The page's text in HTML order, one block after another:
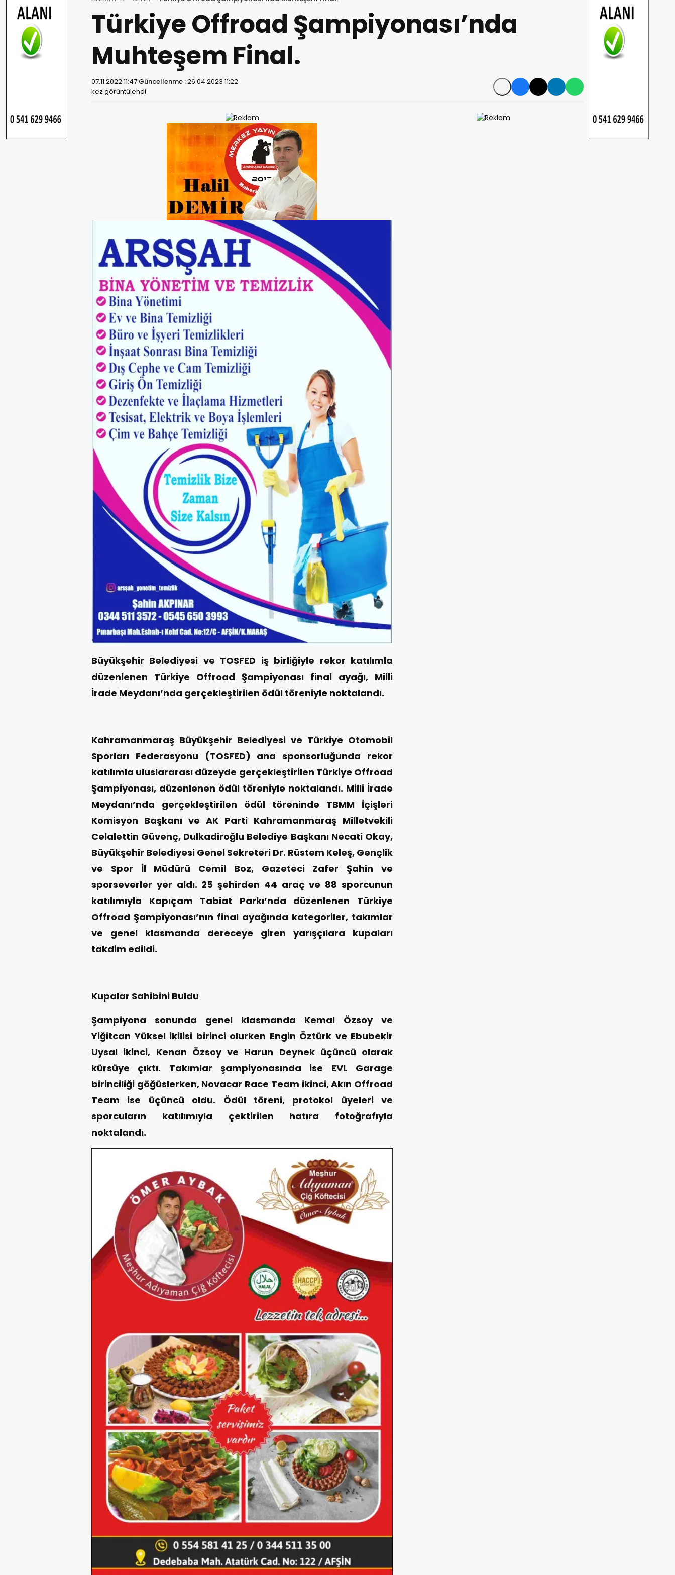
Türkiye Offroad Şampiyonası’nda
Muhteşem Final.
07.11.2022 11:47 Güncellenme :26.04.2023 11:22
kez görüntülendi
Büyükşehir Belediyesi ve TOSFED iş birliğiyle rekor katılımla
düzenlenen Türkiye Offroad Şampiyonası final ayağı, Milli
İrade Meydanı’nda gerçekleştirilen ödül töreniyle noktalandı.
Kahramanmaraş Büyükşehir Belediyesi ve Türkiye Otomobil
Sporları Federasyonu (TOSFED) ana sponsorluğunda rekor
katılımla uluslararası düzeyde gerçekleştirilen Türkiye Offroad
Şampiyonası, düzenlenen ödül töreniyle noktalandı. Milli İrade
Meydanı’nda gerçekleştirilen ödül töreninde TBMM İçişleri
Komisyon Başkanı ve AK Parti Kahramanmaraş Milletvekili
Celalettin Güvenç, Dulkadiroğlu Belediye Başkanı Necati Okay,
Büyükşehir Belediyesi Genel Sekreteri Dr. Rüstem Keleş, Gençlik
ve Spor İl Müdürü Cemil Boz, Gazeteci Zafer Şahin ve
sporseverler yer aldı. 25 şehirden 44 araç ve 88 sporcunun
katılımıyla Kapıçam Tabiat Parkı’nda düzenlenen Türkiye
Offroad Şampiyonası’nın final ayağında kategoriler, takımlar
ve genel klasmanda dereceye giren yarışçılara kupaları
takdim edildi.
Kupalar Sahibini Buldu
Şampiyona sonunda genel klasmanda Kemal Özsoy ve
Yiğitcan Yüksel ikilisi birinci olurken Engin Öztürk ve Ebubekir
Uysal ikinci, Kenan Özsoy ve Harun Deynek üçüncü olarak
kürsüye çıktı. Takımlar şampiyonasında ise EVL Garage
birinciliği göğüslerken, Novacar Race Team ikinci, Akın Offroad
Team ise üçüncü oldu. Ödül töreni, protokol üyeleri ve
sporcuların katılımıyla çektirilen hatıra fotoğrafıyla
noktalandı.